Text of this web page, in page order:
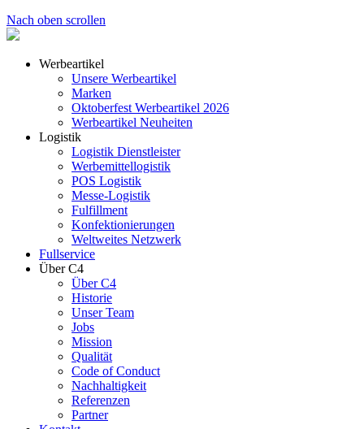
Nach oben scrollen
Werbeartikel
Unsere Werbeartikel
Marken
Oktoberfest Werbeartikel 2026
Werbeartikel Neuheiten
Logistik
Logistik Dienstleister
Werbemittellogistik
POS Logistik
Messe-Logistik
Fulfillment
Konfektionierungen
Weltweites Netzwerk
Fullservice
Über C4
Über C4
Historie
Unser Team
Jobs
Mission
Qualität
Code of Conduct
Nachhaltigkeit
Referenzen
Partner